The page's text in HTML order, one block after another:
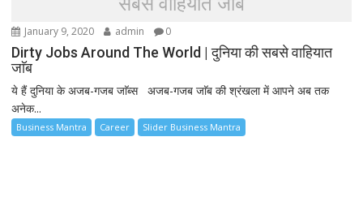
January 9, 2020 admin 0
Dirty Jobs Around The World | दुनिया की सबसे वाहियात
जाॅब
ये हैं दुनिया के अजब-गजब जाॅब्स अजब-गजब जाॅब की श्रंखला में आपने अब तक
अनेक...
Business Mantra Career Slider Business Mantra